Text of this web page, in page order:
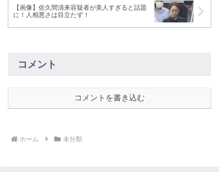
【画像】佐久間清来容疑者が美人すぎると話題
に！人相悪さは目立たず！
コメント
コメントを書き込む
ホーム 未分類